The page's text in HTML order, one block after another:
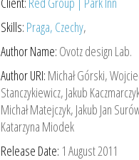
Skills: Praga, Czechy,
Author Name: Ovotz design Lab.
Author URI: Michał Górski,
Stanczykiewicz, Jakub
Michał Matejczyk, Jakub Jan
Katarzyna Miodek
Release Date: 1 August 2011